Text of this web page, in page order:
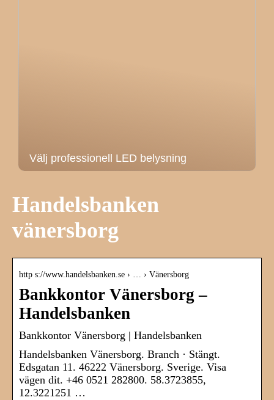
Välj professionell LED belysning
Handelsbanken
vänersborg
http s://www.handelsbanken.se › … › Vänersborg
Bankkontor Vänersborg –
Handelsbanken
Bankkontor Vänersborg | Handelsbanken
Handelsbanken Vänersborg. Branch · Stängt.
Edsgatan 11. 46222 Vänersborg. Sverige. Visa
vägen dit. +46 0521 282800. 58.3723855,
12.3221251 …